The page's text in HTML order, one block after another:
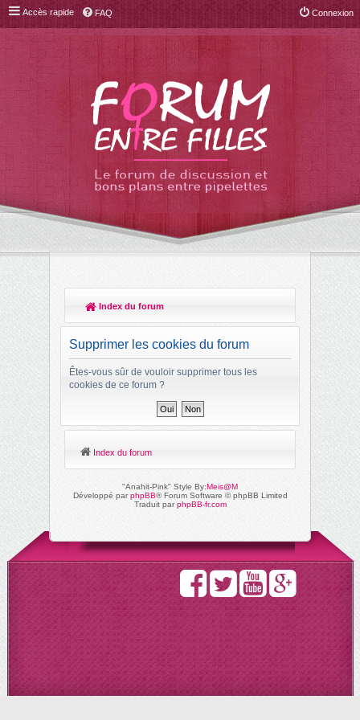
Accès rapide FAQ Connexion
Index du forum
ec
Supprimer les cookies du forum
Êtes-vous sûr de vouloir supprimer tous les
cookies de ce forum ?
Index du forum
"Anahit-Pink" Style By:Meis@M
Développé parphpBB® Forum Software © phpBB Limited
Traduit parphpBB-fr.com